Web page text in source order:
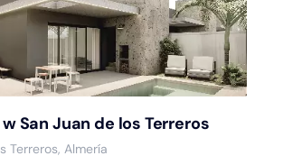
San Juan de los Terreros
Terreros, Almería